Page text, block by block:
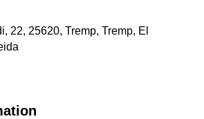
22, 25620, Tremp, Tremp, El